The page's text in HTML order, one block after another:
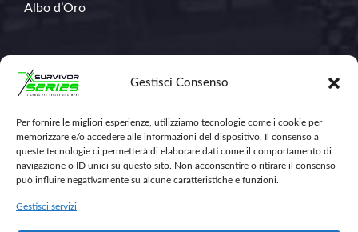
Gestisci Consenso
Per fornire le migliori esperienze, utilizziamo tecnologie come i cookie per
memorizzare e/o accedere alle informazioni del dispositivo. Il consenso a
queste tecnologie ci permetterà di elaborare dati come il comportamento di
navigazione o ID unici su questo sito. Non acconsentire o ritirare il consenso
può influire negativamente su alcune caratteristiche e funzioni.
Gestisci servizi
Albo d’Oro
Contatti
348.671.1368
info@survivorseriescross.run